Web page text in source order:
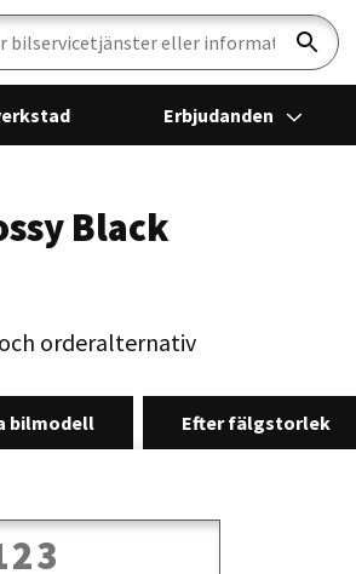
Sök
Erbjudanden
Black
orderalternativ
bilmodell Efter fälgstorlek